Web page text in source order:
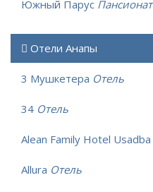
Южный Парус Пансионат
Отели Анапы
3 Мушкетера Отель
34 Отель
Alean Family Hotel Usadba
Allura Отель